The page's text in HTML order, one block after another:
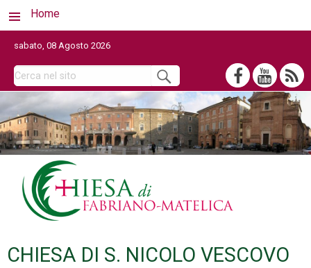
Home
sabato, 08 Agosto 2026
CHIESA DI S. NICOLO VESCOVO